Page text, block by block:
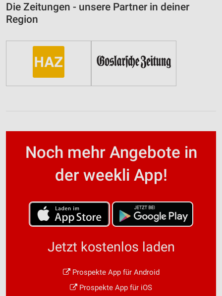
Die Zeitungen - unsere Partner in deiner
Region
Noch mehr Angebote in
der weekli App!
Jetzt kostenlos laden
Prospekte App für Android
Prospekte App für iOS